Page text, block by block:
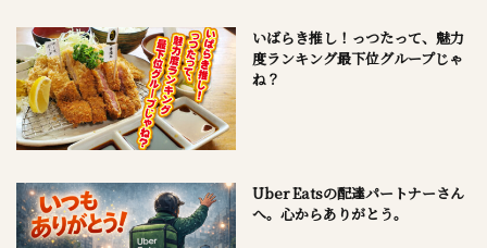
いばらき推し！っつたって、魅力
度ランキング最下位グループじゃ
ね？
Uber Eatsの配達パートナーさん
へ。心からありがとう。